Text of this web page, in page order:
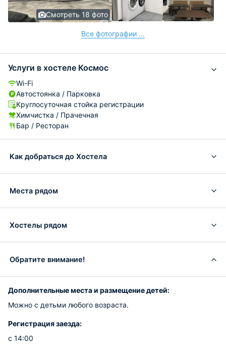
Смотреть 18 фото
Все фотографии ...
Услуги в хостеле Космос
Wi-Fi
Автостоянка / Парковка
Круглосуточная стойка регистрации
Химчистка / Прачечная
Бар / Ресторан
Как добраться до Хостела
Места рядом
Хостелы рядом
Обратите внимание!
Дополнительные места и размещение детей:
Можно с детьми любого возраста.
Регистрация заезда:
с 14:00